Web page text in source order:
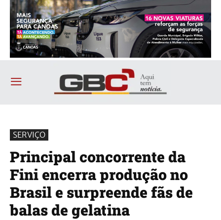
SERVIÇO
Principal concorrente da
Fini encerra produção no
Brasil e surpreende fãs de
balas de gelatina